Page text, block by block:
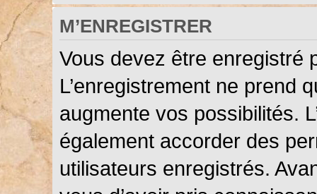
M’ENREGISTRER
Vous devez être enregistré
L’enregistrement ne prend
augmente vos possibilités.
également accorder des
utilisateurs enregistrés.